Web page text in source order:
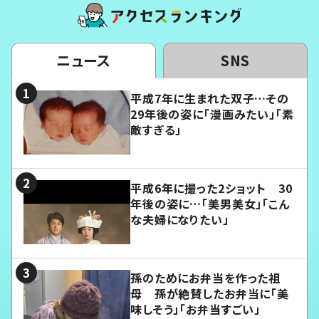
ニュース SNS
平成7年に生まれた双子…その
29年後の姿に「漫画みたい」「素
敵すぎる」
平成6年に撮った2ショット 30
年後の姿に…「美男美女」「こん
な夫婦になりたい」
孫のためにお弁当を作った祖
母 孫が絶賛したお弁当に「美
味しそう」「お弁当すごい」